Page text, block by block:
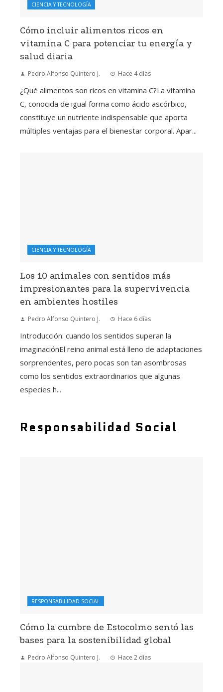
CIENCIA Y TECNOLOGÍA
Cómo incluir alimentos ricos en
vitamina C para potenciar tu energía y
salud diaria
Pedro Alfonso Quintero J. Hace 4 días
¿Qué alimentos son ricos en vitamina C?La vitamina
C, conocida de igual forma como ácido ascórbico,
constituye un nutriente indispensable que aporta
múltiples ventajas para el bienestar corporal. Apar...
CIENCIA Y TECNOLOGÍA
Los 10 animales con sentidos más
impresionantes para la supervivencia
en ambientes hostiles
Pedro Alfonso Quintero J. Hace 6 días
Introducción: cuando los sentidos superan la
imaginaciónEl reino animal está lleno de adaptaciones
sorprendentes, pero pocas son tan asombrosas
como los sentidos extraordinarios que algunas
especies h...
Responsabilidad Social
RESPONSABILIDAD SOCIAL
Cómo la cumbre de Estocolmo sentó las
bases para la sostenibilidad global
Pedro Alfonso Quintero J. Hace 2 días